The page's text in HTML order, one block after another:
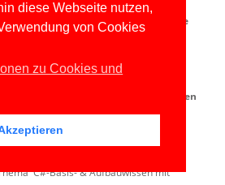
diese Webseite nutzen,
von Cookies
zu Cookies und
super erster Einblick in die zukünftige
Erweiterung der
Mircosoft Viual Studio."
'C# und WPF'
der jeweiligen Themen
'C# und WPF'
'C#-Basis- & Aufbauwissen mit